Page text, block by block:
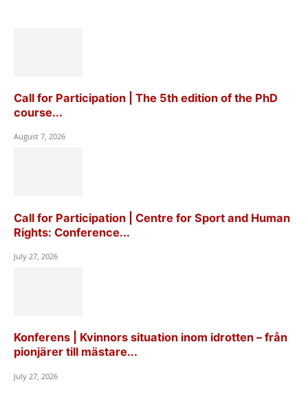
Call for Participation | The 5th edition of the PhD
course...
August 7, 2026
Call for Participation | Centre for Sport and Human
Rights: Conference...
July 27, 2026
Konferens | Kvinnors situation inom idrotten – från
pionjärer till mästare...
July 27, 2026